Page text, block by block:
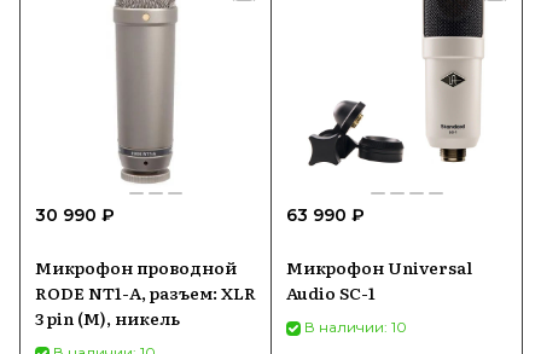
30 990 ₽
Микрофон проводной
RODE NT1-A, разъем: XLR
3 pin (M), никель
63 990 ₽
Микрофон Universal
Audio SC-1
В наличии: 10